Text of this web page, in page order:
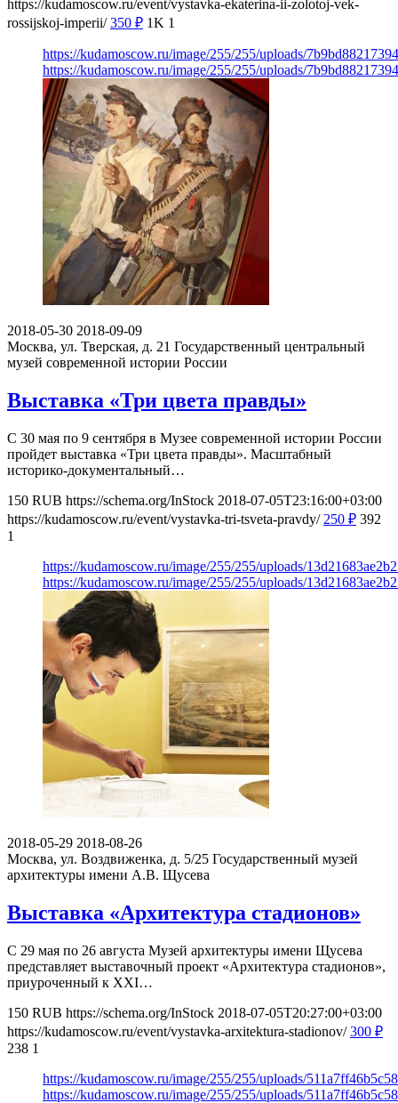
https://kudamoscow.ru/event/vystavka-ekaterina-ii-zolotoj-vek-
rossijskoj-imperii/ 350 ₽ 1K 1
https://kudamoscow.ru/image/255/255/uploads/
https://kudamoscow.ru/image/255/255/uploads/
2018-05-30 2018-09-09
Москва, ул. Тверская, д. 21 Государственный центральный
музей современной истории России
Выставка «Три цвета правды»
С 30 мая по 9 сентября в Музее современной истории России
пройдет выставка «Три цвета правды». Масштабный
историко-документальный…
150 RUB https://schema.org/InStock 2018-07-05T23:16:00+03:00
https://kudamoscow.ru/event/vystavka-tri-tsveta-pravdy/ 250 ₽ 392
1
https://kudamoscow.ru/image/255/255/uploads/
https://kudamoscow.ru/image/255/255/uploads/
2018-05-29 2018-08-26
Москва, ул. Воздвиженка, д. 5/25 Государственный музей
архитектуры имени А.В. Щусева
Выставка «Архитектура стадионов»
С 29 мая по 26 августа Музей архитектуры имени Щусева
представляет выставочный проект «Архитектура стадионов»,
приуроченный к XXI…
150 RUB https://schema.org/InStock 2018-07-05T20:27:00+03:00
https://kudamoscow.ru/event/vystavka-arxitektura-stadionov/ 300 ₽
238 1
https://kudamoscow.ru/image/255/255/uploads/
https://kudamoscow.ru/image/255/255/uploads/